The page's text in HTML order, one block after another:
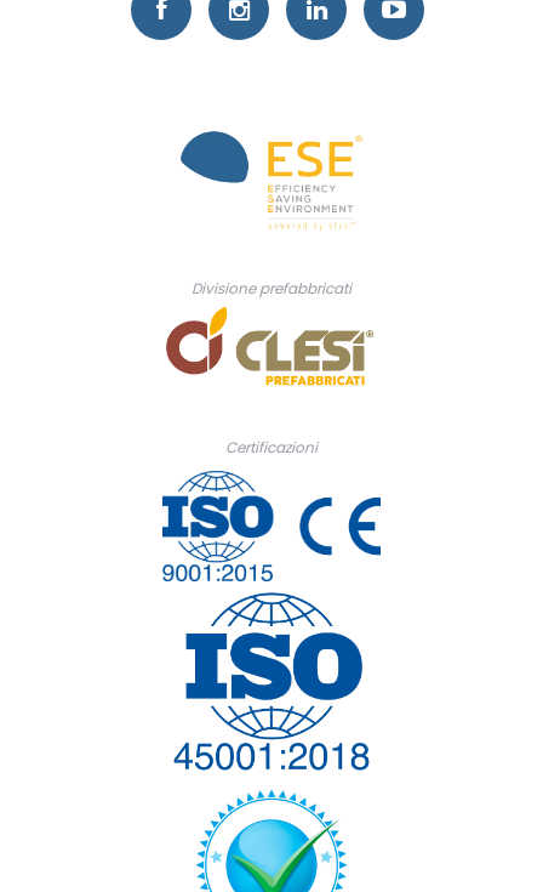
Divisione prefabbricati
Certificazioni